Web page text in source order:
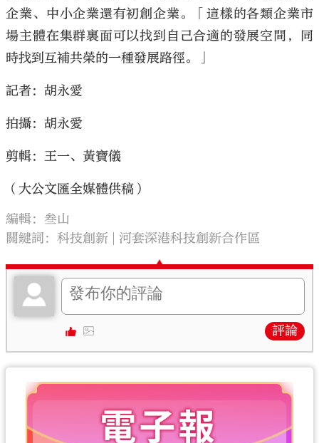
企業、中小企業還有初創企業。「這樣的各類企業市
場主體在集群裏面可以找到自己合適的發展空間，同
時找到互補共榮的一種發展路徑。」
記者：胡永愛
拍攝：胡永愛
剪輯：王一、黃寶儀
（大公文匯全媒體供稿）
編輯：叁山
關鍵詞：科技創新 河套深港科技創新合作區
評論